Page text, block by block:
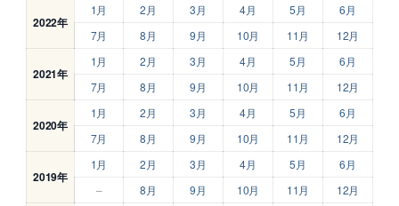
2022年
1月 2月 3月 4月 5月
6月
7月
8月 9月 10月 11月 12月
2021年
1月 2月 3月 4月 5月
6月
7月
8月 9月 10月 11月 12月
2020年
1月 2月 3月 4月 5月
6月
7月
8月 9月 10月 11月 12月
2019年
1月 2月 3月 4月 5月
6月
–
8月 9月 10月 11月 12月